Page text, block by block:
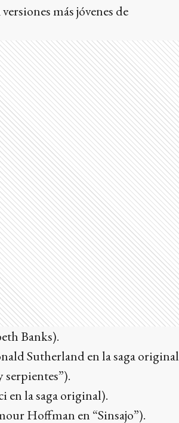
más jóvenes de
Banks).
Sutherland en la saga original
serpientes”).
en la saga original).
Hoffman en “Sinsajo”).